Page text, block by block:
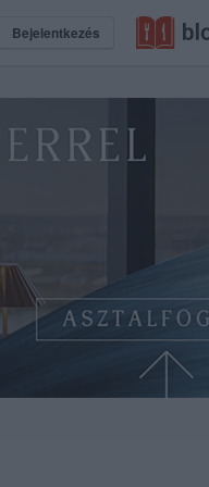
Bejelentkezés